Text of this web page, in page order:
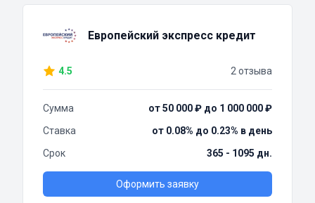
Европейский экспресс кредит
4.5 2 отзыва
Сумма
от 50 000 ₽ до 1 000 000 ₽
Ставка
от 0.08% до 0.23% в день
Срок
365 - 1095 дн.
Оформить заявку